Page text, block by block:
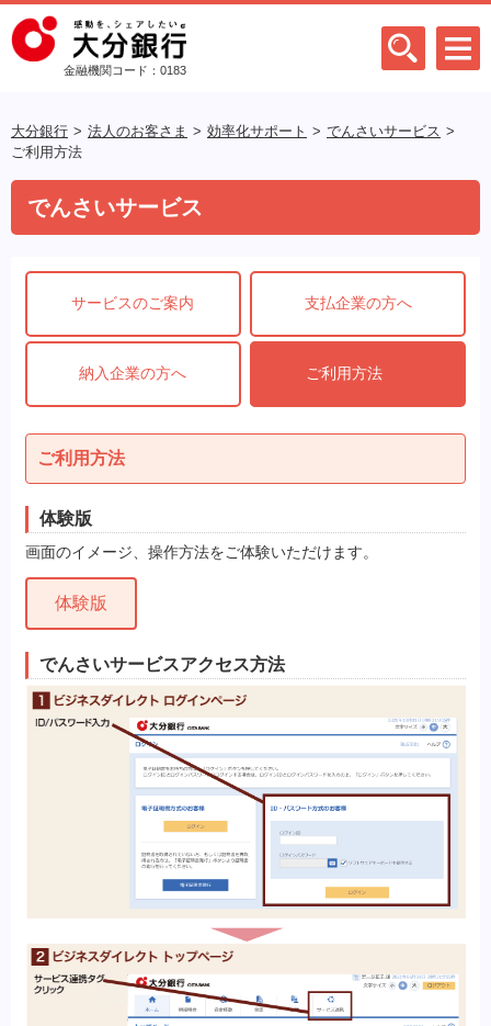
金融機関コード：0183
大分銀行 法人のお客さま 効率化サポート
でんさいサービス
ご利用方法
でんさいサービス
サービスのご案内 支払企業の方へ
納入企業の方へ ご利用方法
ご利用方法
体験版
画面のイメージ、操作方法をご体験いただけます。
体験版
でんさいサービスアクセス方法